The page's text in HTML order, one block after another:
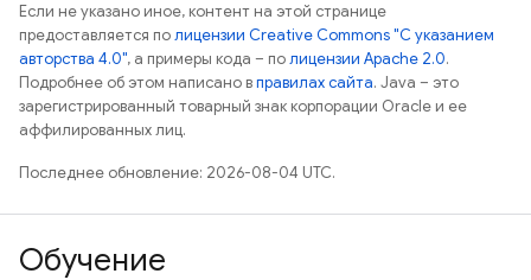
Если не указано иное, контент на этой странице
предоставляется полицензии Creative Commons "С указанием
авторства 4.0", а примеры кода – полицензии Apache 2.0.
Подробнее об этом написано вправилах сайта. Java – это
зарегистрированный товарный знак корпорации Oracle и ее
аффилированных лиц.
Последнее обновление: 2026-08-04 UTC.
Обучение